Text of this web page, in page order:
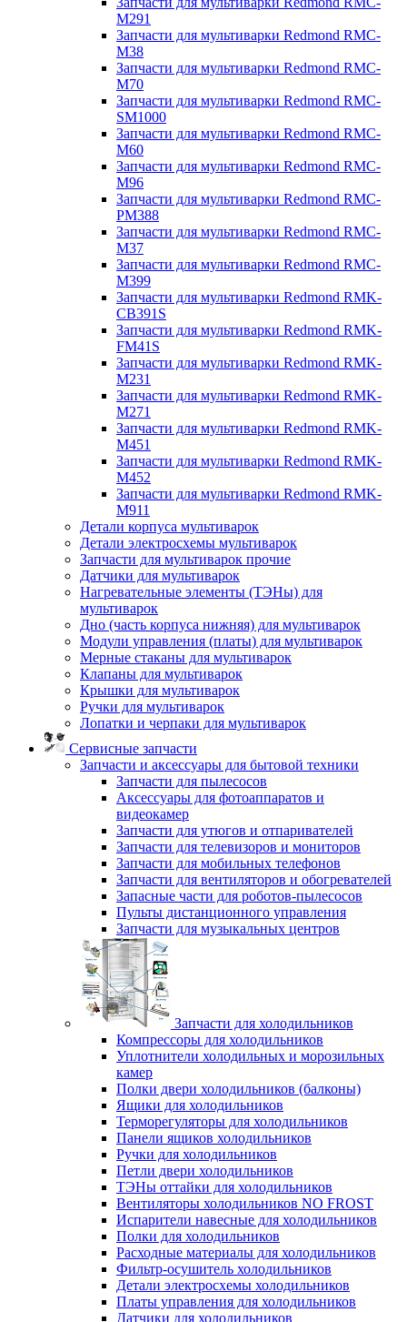
M291
Запчасти для мультиварки Redmond RMC-
M38
Запчасти для мультиварки Redmond RMC-
M70
Запчасти для мультиварки Redmond RMC-
SM1000
Запчасти для мультиварки Redmond RMC-
M60
Запчасти для мультиварки Redmond RMC-
M96
Запчасти для мультиварки Redmond RMC-
PM388
Запчасти для мультиварки Redmond RMC-
M37
Запчасти для мультиварки Redmond RMC-
M399
Запчасти для мультиварки Redmond RMK-
CB391S
Запчасти для мультиварки Redmond RMK-
FM41S
Запчасти для мультиварки Redmond RMK-
M231
Запчасти для мультиварки Redmond RMK-
M271
Запчасти для мультиварки Redmond RMK-
M451
Запчасти для мультиварки Redmond RMK-
M452
Запчасти для мультиварки Redmond RMK-
M911
Детали корпуса мультиварок
Детали электросхемы мультиварок
Запчасти для мультиварок прочие
Датчики для мультиварок
Нагревательные элементы (ТЭНы) для
мультиварок
Дно (часть корпуса нижняя) для мультиварок
Модули управления (платы) для мультиварок
Мерные стаканы для мультиварок
Клапаны для мультиварок
Крышки для мультиварок
Ручки для мультиварок
Лопатки и черпаки для мультиварок
Сервисные запчасти
Запчасти и аксессуары для бытовой техники
Запчасти для пылесосов
Аксессуары для фотоаппаратов и
видеокамер
Запчасти для утюгов и отпаривателей
Запчасти для телевизоров и мониторов
Запчасти для мобильных телефонов
Запчасти для вентиляторов и обогревателей
Запасные части для роботов-пылесосов
Пульты дистанционного управления
Запчасти для музыкальных центров
Запчасти для холодильников
Компрессоры для холодильников
Уплотнители холодильных и морозильных
камер
Полки двери холодильников (балконы)
Ящики для холодильников
Терморегуляторы для холодильников
Панели ящиков холодильников
Ручки для холодильников
Петли двери холодильников
ТЭНы оттайки для холодильников
Вентиляторы холодильников NO FROST
Испарители навесные для холодильников
Полки для холодильников
Расходные материалы для холодильников
Фильтр-осушитель холодильников
Детали электросхемы холодильников
Платы управления для холодильников
Датчики для холодильников